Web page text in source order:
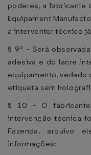
poderes, a fabricante
Equipament
a interventor técnico
§ 9º - Será
adesiva e do lacre
equipamento,
etiqueta sem
§ 10 - O
intervenção técnica
Fazenda, arquivo
informações: